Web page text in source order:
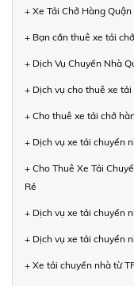
+ Xe Tải Chở Hàng
+ Bạn cần thuê xe tải
+ Dịch Vụ Chuyển Nhà
+ Dịch vụ cho thuê xe
+ Cho thuê xe tải chở
+ Dịch vụ xe tải chuyển
+ Cho Thuê Xe Tải
Rẻ
+ Dịch vụ xe tải chuyển
+ Dịch vụ xe tải chuyển
+ Xe tải chuyển nhà từ